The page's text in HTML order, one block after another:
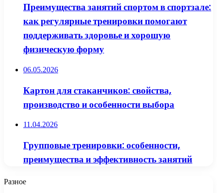
Преимущества занятий спортом в спортзале:
как регулярные тренировки помогают
поддерживать здоровье и хорошую
физическую форму
06.05.2026
Картон для стаканчиков: свойства,
производство и особенности выбора
11.04.2026
Групповые тренировки: особенности,
преимущества и эффективность занятий
Разное